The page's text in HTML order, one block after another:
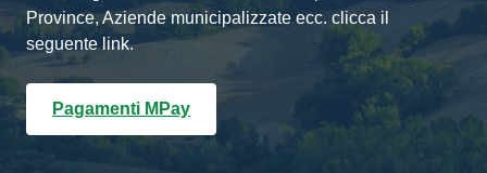
Province, Aziende municipalizzate ecc. clicca il
seguente link.
Pagamenti MPay